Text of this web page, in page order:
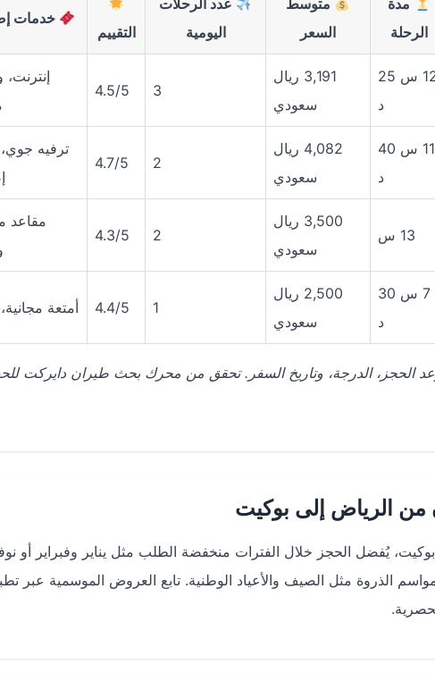
مدة
الرحلة
متوسط
السعر
عدد الرحلات
اليومية
التقييم
خدمات
12 س 25
د
3,191 ريال
سعودي
3
4.5/5
11 س 40
د
4,082 ريال
سعودي
2
4.7/5
ترفيه جوي،
13 س
3,500 ريال
سعودي
2
4.3/5
مقاعد
7 س 30
د
2,500 ريال
سعودي
1
4.4/5 أمتعة
موعد الحجز، الدرجة، وتاريخ السفر. تحقق من محرك بحث طيران دايركت
الرياض إلى بوكيت
يُفضل الحجز خلال الفترات منخفضة الطلب مثل يناير وفبراير أو
بنسبة تصل إلى 20%. تجنب مواسم الذروة مثل الصيف والأعياد الوطنية. تابع العروض الموسمية عبر